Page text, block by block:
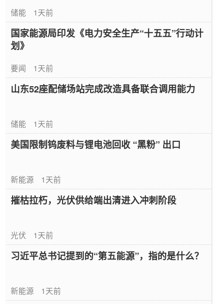
储能 1天前
国家能源局印发《电力安全生产“十五五”行动计
划》
要闻 1天前
山东52座配储场站完成改造具备联合调用能力
储能 1天前
美国限制钨废料与锂电池回收 “黑粉” 出口
新能源 1天前
摧枯拉朽，光伏供给端出清进入冲刺阶段
光伏 1天前
习近平总书记提到的“第五能源”，指的是什么？
新能源 1天前